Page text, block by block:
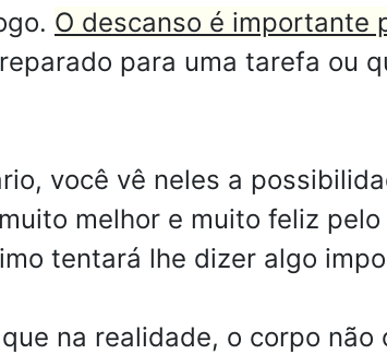
O descanso é importante
para uma tarefa ou
você vê neles a
melhor e muito feliz
tentará lhe dizer algo
na realidade, o corpo